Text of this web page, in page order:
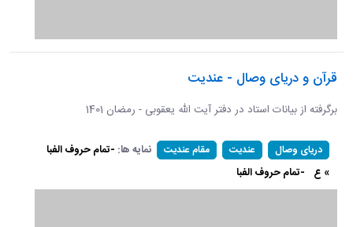
قرآن و دریای وصال - عندیت
برگرفته از بیانات استاد در دفتر آیت الله یعقوبی - رمضان 1401
دریای وصال عندیت مقام عندیت نمایه ها: -تمام حروف الفبا
» ع -تمام حروف الفبا